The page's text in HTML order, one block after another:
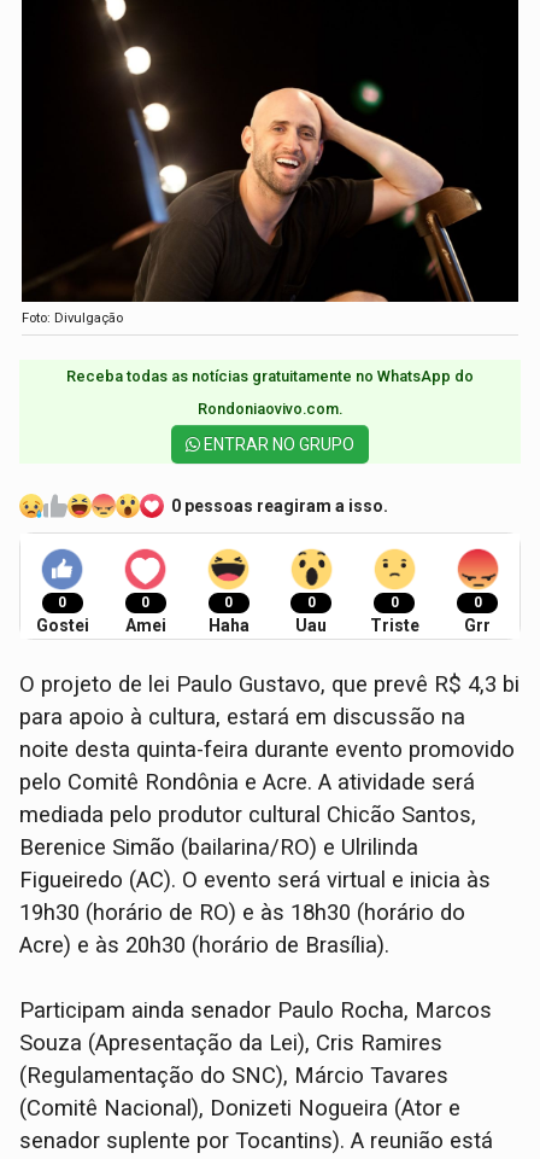
Foto: Divulgação
Receba todas as notícias gratuitamente no WhatsApp do
Rondoniaovivo.com.​
ENTRAR NO GRUPO
0 pessoas reagiram a isso.
0
Gostei
0
Amei
0
Haha
0
Uau
0
Triste
0
Grr
O projeto de lei Paulo Gustavo, que prevê R$ 4,3 bi
para apoio à cultura, estará em discussão na
noite desta quinta-feira durante evento promovido
pelo Comitê Rondônia e Acre. A atividade será
mediada pelo produtor cultural Chicão Santos,
Berenice Simão (bailarina/RO) e Ulrilinda
Figueiredo (AC). O evento será virtual e inicia às
19h30 (horário de RO) e às 18h30 (horário do
Acre) e às 20h30 (horário de Brasília).
Participam ainda senador Paulo Rocha, Marcos
Souza (Apresentação da Lei), Cris Ramires
(Regulamentação do SNC), Márcio Tavares
(Comitê Nacional), Donizeti Nogueira (Ator e
senador suplente por Tocantins). A reunião está